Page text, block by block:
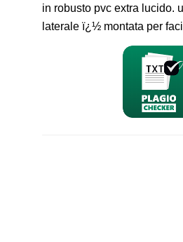
in robusto pvc extra lucido.
laterale ï¿½ montata per